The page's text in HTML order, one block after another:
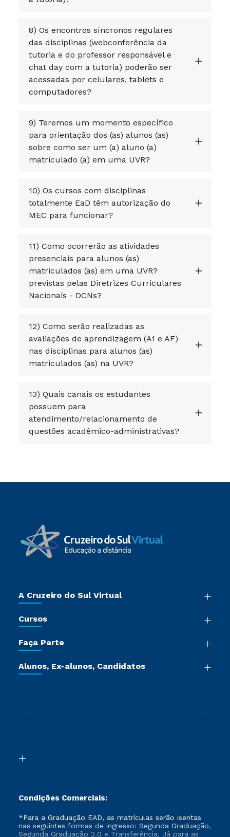
8) Os encontros síncronos regulares
das disciplinas (webconferência da
tutoria e do professor responsável e
chat day com a tutoria) poderão ser
acessadas por celulares, tablets e
computadores?
9) Teremos um momento específico
para orientação dos (as) alunos (as)
sobre como ser um (a) aluno (a)
matriculado (a) em uma UVR?
10) Os cursos com disciplinas
totalmente EaD têm autorização do
MEC para funcionar?
11) Como ocorrerão as atividades
presenciais para alunos (as)
matriculados (as) em uma UVR?
previstas pelas Diretrizes Curriculares
Nacionais - DCNs?
12) Como serão realizadas as
avaliações de aprendizagem (A1 e AF)
nas disciplinas para alunos (as)
matriculados (as) na UVR?
13) Quais canais os estudantes
possuem para
atendimento/relacionamento de
questões acadêmico-administrativas?
A Cruzeiro do Sul Virtual
Sala de Imprensa
Certificadoras
Jornada do Aluno
Cursos
Pós-graduação
Cursos Livres
Faça Parte
Vestibular Redação
Formação Pedagógica - R2
Alunos, Ex-alunos, Candidatos
Condições Comerciais:
*Para a Graduação EAD, as matrículas serão isentas
nas seguintes formas de ingresso: Segunda Graduação,
Segunda Graduação 2.0 e Transferência. Já para as